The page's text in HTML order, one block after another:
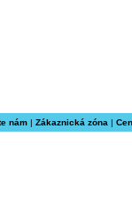
nám| Zákaznická zóna |